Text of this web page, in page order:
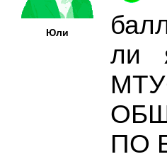
Юли
ли
ПО